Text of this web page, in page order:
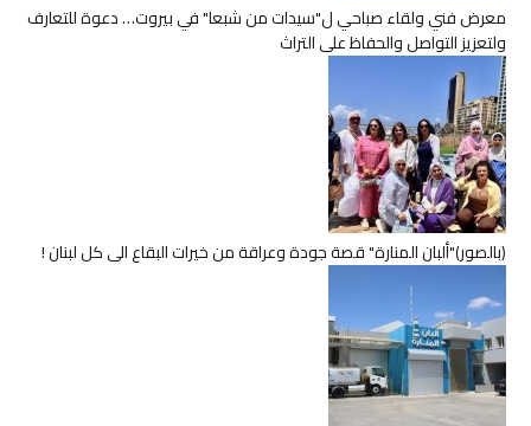
معرض فني ولقاء صباحي ل"سيدات من شبعا" في بيروت… دعوة للتعارف
ولتعزيز التواصل والحفاظ على التراث
(بالصور)"ألبان المنارة" قصة جودة وعراقة من خيرات البقاع الى كل لبنان !